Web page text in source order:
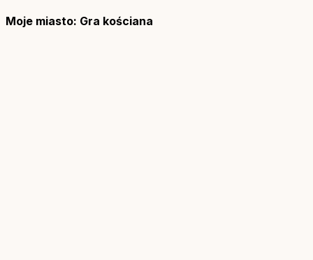
Moje miasto: Gra kościana